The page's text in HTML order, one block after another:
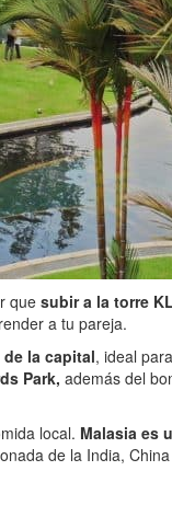
que subir a la torre
a tu pareja.
la capital, ideal
Park, además del
local. Malasia es
de la India,